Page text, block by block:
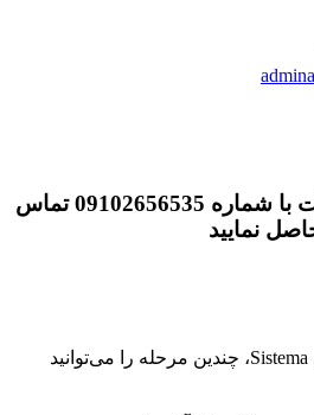
admina
جهت هماهنگی تعمیرات با شماره 09102656535 تماس
نمایید
برای رفع ایراد پمپ طبقاتی Sistema، چندین مرحله را می‌توانید